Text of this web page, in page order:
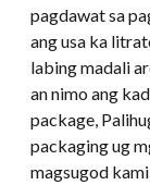
pagdawat sa
ang usa ka
labing madali
an nimo ang
package,
packaging ug
magsugod